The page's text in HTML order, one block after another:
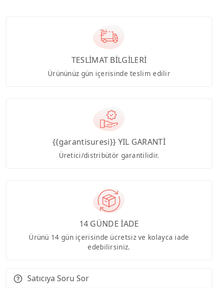
TESLİMAT BİLGİLERİ
Ürününüz gün içerisinde teslim edilir
{{garantisuresi}} YIL GARANTİ
Üretici/distribütör garantilidir.
14 GÜNDE İADE
Ürünü 14 gün içerisinde ücretsiz ve kolayca iade
edebilirsiniz.
Satıcıya Soru Sor